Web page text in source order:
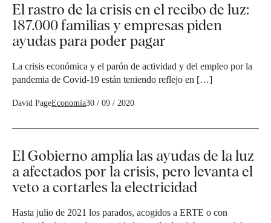
El rastro de la crisis en el recibo de luz:
187.000 familias y empresas piden
ayudas para poder pagar
La crisis económica y el parón de actividad y del empleo por la
pandemia de Covid-19 están teniendo reflejo en […]
David PageEconomía30 / 09 / 2020
El Gobierno amplía las ayudas de la luz
a afectados por la crisis, pero levanta el
veto a cortarles la electricidad
Hasta julio de 2021 los parados, acogidos a ERTE o con